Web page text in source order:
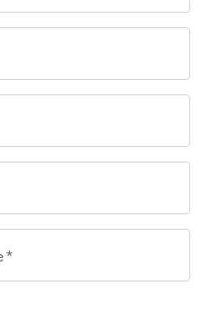
*